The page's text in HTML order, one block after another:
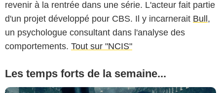
revenir à la rentrée dans une série. L'acteur fait partie
d'un projet développé pour CBS. Il y incarnerait Bull,
un psychologue consultant dans l'analyse des
comportements. Tout sur "NCIS"
Les temps forts de la semaine...